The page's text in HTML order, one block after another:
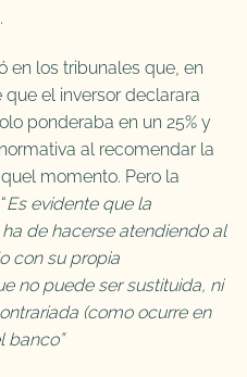
en los tribunales que, en
el inversor declarara
ponderaba en un 25% y
al recomendar la
momento. Pero la
Es evidente que la
de hacerse atendiendo al
con su propia
no puede ser sustituida, ni
(como ocurre en
banco”